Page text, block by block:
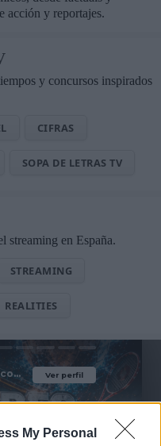
My Personal
acción y reportajes.
y concursos inspirados
CIFRAS
SOPA DE LETRAS TV
streaming en España.
STREAMING
REALITIES
Ver perfil
@teletextopuntocom Ver perfil